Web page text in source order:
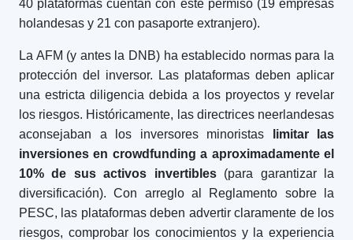
40 plataformas cuentan con este permiso (19 empresas
holandesas y 21 con pasaporte extranjero).
La AFM (y antes la DNB) ha establecido normas para la
protección del inversor. Las plataformas deben aplicar
una estricta diligencia debida a los proyectos y revelar
los riesgos. Históricamente, las directrices neerlandesas
aconsejaban a los inversores minoristas
limitar las
inversiones en crowdfunding a aproximadamente el
10% de sus activos invertibles(para garantizar la
diversificación). Con arreglo al Reglamento sobre la
PESC, las plataformas deben advertir claramente de los
riesgos, comprobar los conocimientos y la experiencia